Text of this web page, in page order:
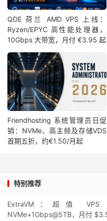
QDE 荷兰 AMD VPS 上线：
Ryzen/EPYC 高性能处理器，
10Gbps 大带宽，月付 €3.95 起
Friendhosting 系统管理员日促
销：NVMe、高主频及存储VDS
首期五折，约€1.50/月起
特别推荐
ExtraVM：超值 VPS
NVMe+1Gbps@5TB，月付